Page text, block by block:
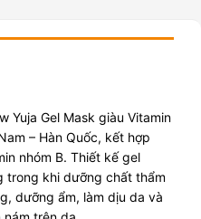
Yuja Gel Mask giàu Vitamin
– Hàn Quốc, kết hợp
nhóm B. Thiết kế gel
trong khi dưỡng chất thẩm
dưỡng ẩm, làm dịu da và